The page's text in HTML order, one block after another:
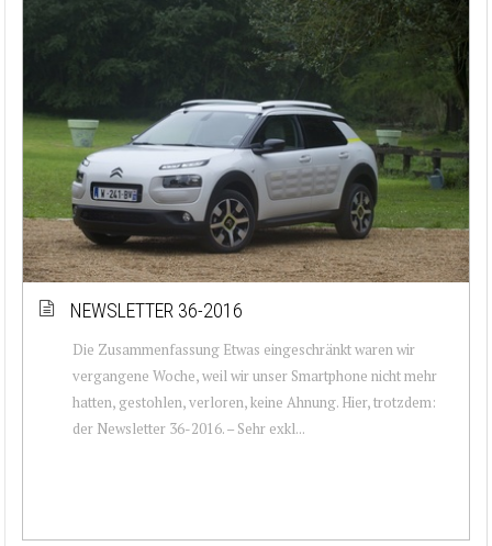
NEWSLETTER 36-2016
Die Zusammenfassung Etwas eingeschränkt waren wir
vergangene Woche, weil wir unser Smartphone nicht mehr
hatten, gestohlen, verloren, keine Ahnung. Hier, trotzdem:
der Newsletter 36-2016. – Sehr exkl...